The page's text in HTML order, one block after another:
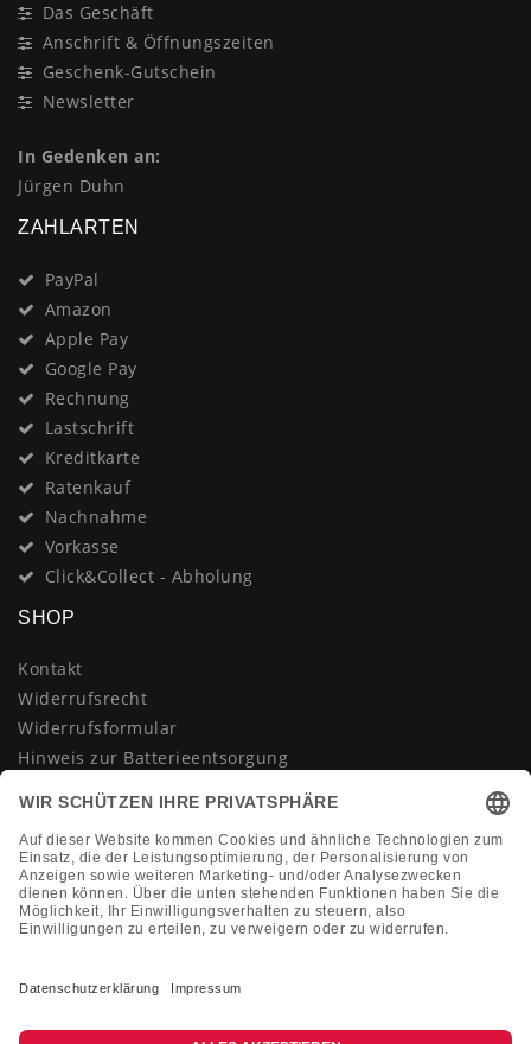
Das Geschäft
Anschrift & Öffnungszeiten
Geschenk-Gutschein
Newsletter
In Gedenken an:
Jürgen Duhn
ZAHLARTEN
PayPal
Amazon
Apple Pay
Google Pay
Rechnung
Lastschrift
Kreditkarte
Ratenkauf
Nachnahme
Vorkasse
Click&Collect - Abholung
SHOP
Kontakt
Widerrufsrecht
Widerrufsformular
Hinweis zur Batterieentsorgung
Datenschutzerklärung
Impressum
Vertrag widerrufen
KONTAKT
Montag-Freitag 10:00-18:00 Uhr
+49 (0)2133 210433